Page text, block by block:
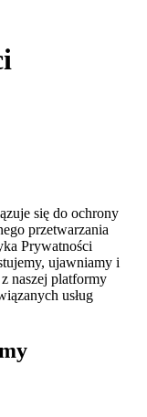
się do ochrony
przetwarzania
Prywatności
ujawniamy i
naszej platformy
usług